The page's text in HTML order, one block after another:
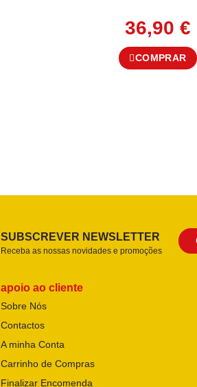
36,90 €
COMPRAR
SUBSCREVER NEWSLETTER
Receba as nossas novidades e promoções
apoio ao cliente
Sobre Nós
Contactos
A minha Conta
Carrinho de Compras
Finalizar Encomenda